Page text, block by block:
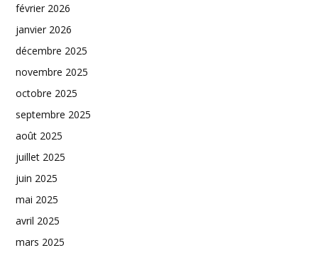
février 2026
janvier 2026
décembre 2025
novembre 2025
octobre 2025
septembre 2025
août 2025
juillet 2025
juin 2025
mai 2025
avril 2025
mars 2025